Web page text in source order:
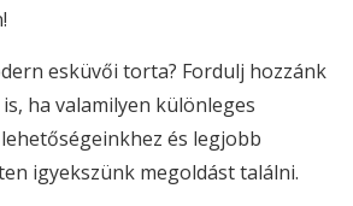
esküvői torta? Fordulj hozzánk
ha valamilyen különleges
és legjobb
igyekszünk megoldást találni.